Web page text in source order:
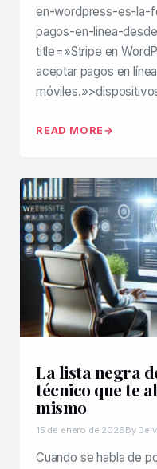
en-wordpress-es-la-
pagos-en-linea-
title=»Stripe en
aceptar pagos en
READ MORE
La lista negra
técnico que te
mismo
15 de enero de 2026By
Cuando se habla de